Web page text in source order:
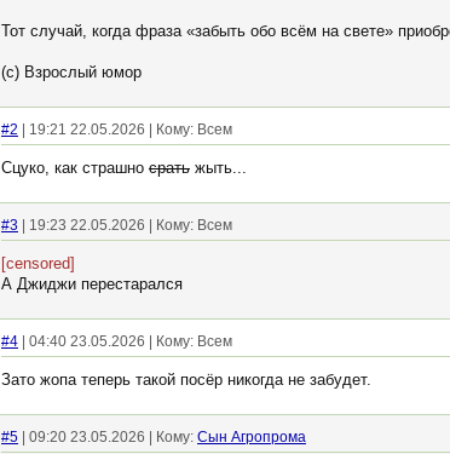
Тот случай, когда фраза «забыть обо всём на свете»
(с) Взрослый юмор
#2 | 19:21 22.05.2026 | Кому: Всем
Сцуко, как страшно срать жыть...
#3 | 19:23 22.05.2026 | Кому: Всем
[censored]
А Джиджи перестарался
#4 | 04:40 23.05.2026 | Кому: Всем
Зато жопа теперь такой посёр никогда не забудет.
#5 | 09:20 23.05.2026 | Кому: Сын Агропрома